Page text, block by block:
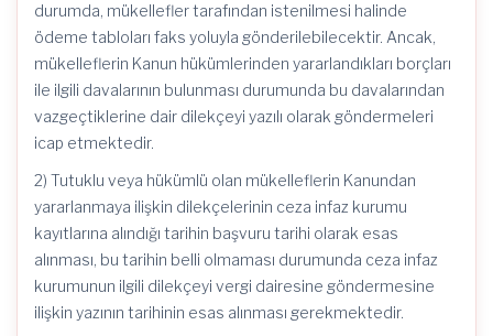
durumda, mükellefler tarafından istenilmesi halinde
ödeme tabloları faks yoluyla gönderilebilecektir. Ancak,
mükelleflerin Kanun hükümlerinden yararlandıkları borçları
ile ilgili davalarının bulunması durumunda bu davalarından
vazgeçtiklerine dair dilekçeyi yazılı olarak göndermeleri
icap etmektedir.
2) Tutuklu veya hükümlü olan mükelleflerin Kanundan
yararlanmaya ilişkin dilekçelerinin ceza infaz kurumu
kayıtlarına alındığı tarihin başvuru tarihi olarak esas
alınması, bu tarihin belli olmaması durumunda ceza infaz
kurumunun ilgili dilekçeyi vergi dairesine göndermesine
ilişkin yazının tarihinin esas alınması gerekmektedir.